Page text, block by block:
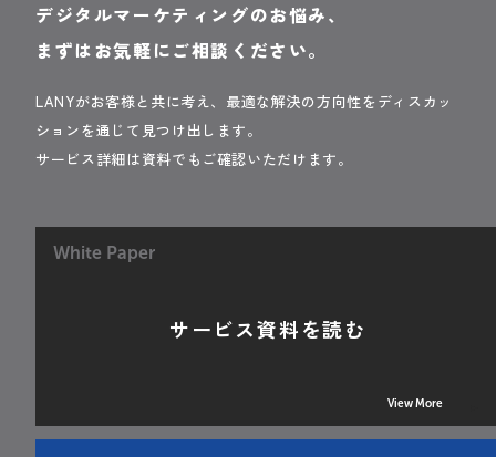
デジタルマーケティングのお悩み、
まずはお気軽にご相談ください。
LANYがお客様と共に考え、最適な解決の方向性をディスカッ
ションを通じて見つけ出します。
サービス詳細は資料でもご確認いただけます。
White Paper
サービス資料を読む
View More